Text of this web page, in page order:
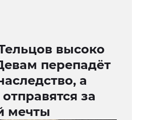
высоко
перепадёт
а
за
мечты